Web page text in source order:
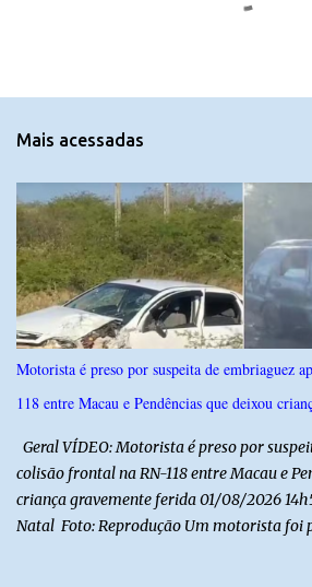
n
r
i
o
s
Mais acessadas
Motorista é preso por suspeita de embriaguez
118 entre Macau e Pendências que deixou
Geral VÍDEO: Motorista é preso por
colisão frontal na RN-118 entre Macau e
criança gravemente ferida 01/08/2026
Natal Foto: Reprodução Um motorista foi